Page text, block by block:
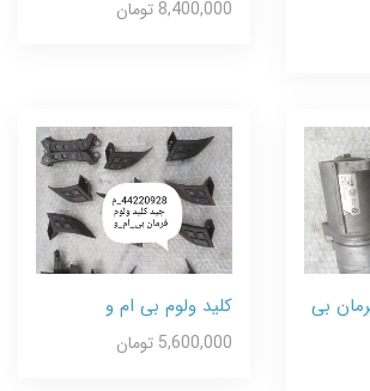
8,400,000 تومان
بی
کلید ولوم بی ام و
5,600,000 تومان